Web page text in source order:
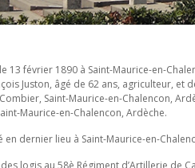
13 février 1890 à Saint-Maurice-en-
Juston, âgé de 62 ans, agriculteur, et
Saint-Maurice-en-Chalencon,
Maurice-en-Chalencon, Ardèche.
dernier lieu à Saint-Maurice-en-
logis au 58è Régiment d’Artillerie de